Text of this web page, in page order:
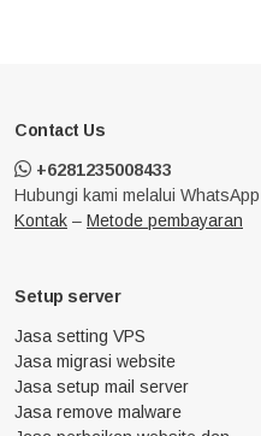
Contact Us
+6281235008433
Hubungi kami melalui WhatsApp
Kontak – Metode pembayaran
Setup server
Jasa setting VPS
Jasa migrasi website
Jasa setup mail server
Jasa remove malware